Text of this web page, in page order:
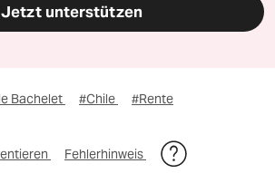
Jetzt unterstützen
Bachelet #Chile #Rente
Fehlerhinweis